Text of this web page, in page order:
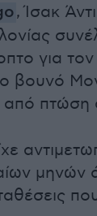
, Ίσακ
για
βουνό
από πτώση